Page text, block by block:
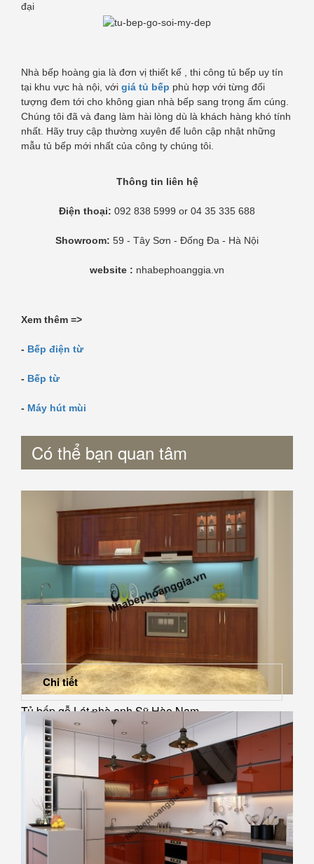
đại
Nhà bếp hoàng gia là đơn vị thiết kế , thi công tủ bếp uy tín
tại khu vực hà nội, với giá tủ bếp phù hợp với từng đối
tượng đem tới cho không gian nhà bếp sang trọng ấm cúng.
Chúng tôi đã và đang làm hài lòng dù là khách hàng khó tính
nhất. Hãy truy cập thường xuyên để luôn cập nhật những
mẫu tủ bếp mới nhất của công ty chúng tôi.
Thông tin liên hệ
Điện thoại: 092 838 5999 or 04 35 335 688
Showroom: 59 - Tây Sơn - Đống Đa - Hà Nội
website : nhabephoanggia.vn
Xem thêm =>
- Bếp điện từ
- Bếp từ
- Máy hút mùi
Có thể bạn quan tâm
Tủ bếp gỗ Lát nhà anh Sỹ Hào Nam
Chi tiết